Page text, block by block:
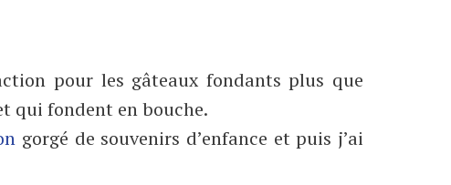
pour les gâteaux fondants plus que
qui fondent en bouche.
gorgé de souvenirs d’enfance et puis j’ai